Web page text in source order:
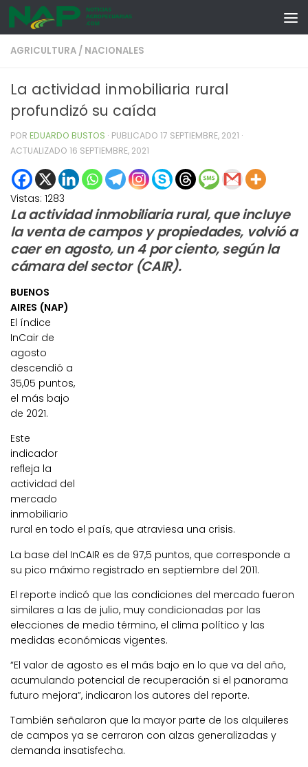
Skip to content
AGRICULTURA / NACIONALES
La actividad inmobiliaria rural
profundizó su caída
POR EDUARDO BUSTOS · PUBLICADO 17 SEPTIEMBRE, 2021 ·
ACTUALIZADO 16 SEPTIEMBRE, 2021
Vistas: 1283
La actividad inmobiliaria rural, que incluye
la venta de campos y propiedades, volvió a
caer en agosto, un 4 por ciento, según la
cámara del sector (CAIR).
BUENOS
AIRES (NAP)
El índice
InCair de
agosto
descendió a
35,05 puntos,
el más bajo
de 2021.
Este
indicador
refleja la
actividad del
mercado
inmobiliario
rural en todo el país, que atraviesa una crisis.
La base del InCAIR es de 97,5 puntos, que corresponde a
su pico máximo registrado en septiembre del 2011.
El reporte indicó que las condiciones del mercado fueron
similares a las de julio, muy condicionadas por las
elecciones de medio término, el clima político y las
medidas económicas vigentes.
“El valor de agosto es el más bajo en lo que va del año,
acumulando potencial de recuperación si el panorama
futuro mejora”, indicaron los autores del reporte.
También señalaron que la mayor parte de los alquileres
de campos ya se cerraron con alzas generalizadas y
demanda insatisfecha.